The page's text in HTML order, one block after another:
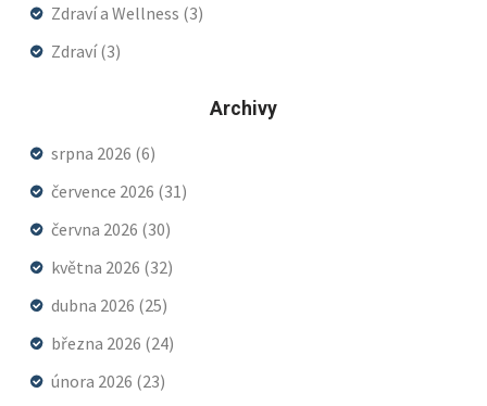
Zdraví a Wellness (3)
Zdraví(3)
Archivy
srpna 2026 (6)
července 2026 (31)
června 2026 (30)
května 2026 (32)
dubna 2026 (25)
března 2026 (24)
února 2026 (23)